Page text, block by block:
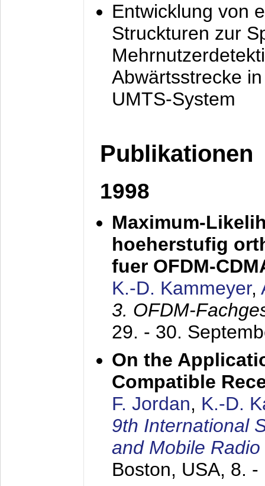
Entwicklung von
Struckturen zur
Abwärtsstrecke
UMTS-System
Publikationen
1998
Maximum-
hoeherstufig
fuer OFDM-
K.-D. Kammeyer,
3. OFDM-
29. - 30.
On the
Compatible
F. Jordan, K.-D.
9th International
and Mobile
Boston, USA, 8. -